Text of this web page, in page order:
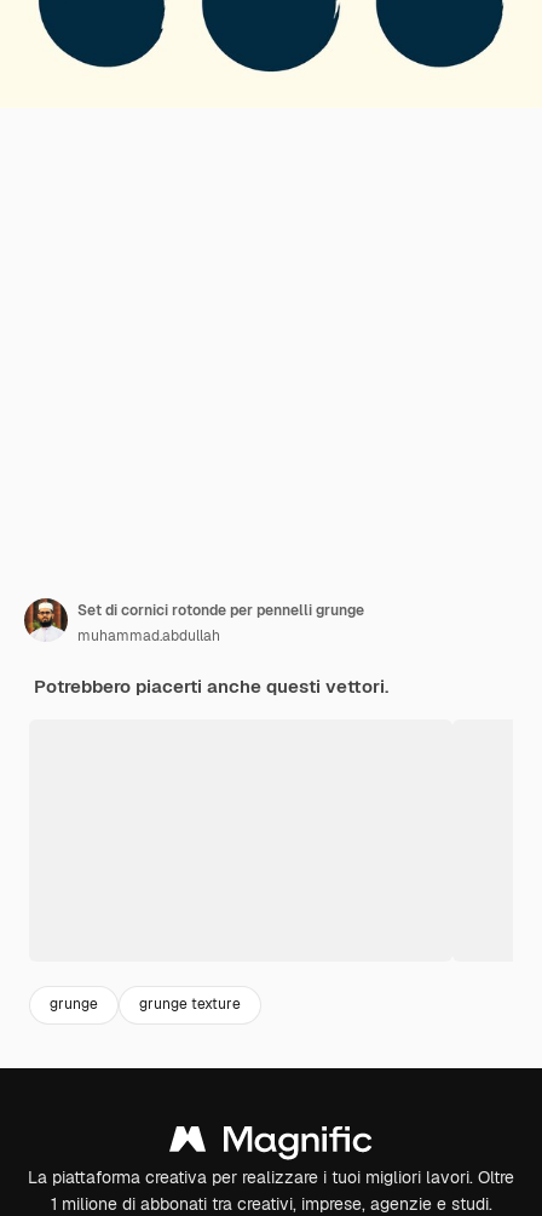
Set di cornici rotonde per pennelli grunge
muhammad.abdullah
Potrebbero piacerti anche questi vettori.
grunge grunge texture
La piattaforma creativa per realizzare i tuoi migliori lavori. Oltre
1 milione di abbonati tra creativi, imprese, agenzie e studi.